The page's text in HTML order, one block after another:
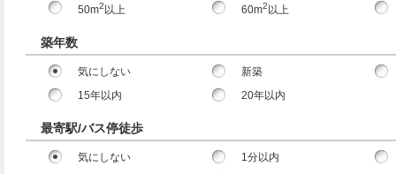
50m2 以上 60m2 以上
築年数
気にしない
新築
15年以内
20年以内
最寄駅/バス停徒歩
気にしない
1分以内